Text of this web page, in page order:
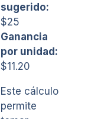
sugerido:
$25
Ganancia
por unidad:
$11.20
Este cálculo
permite